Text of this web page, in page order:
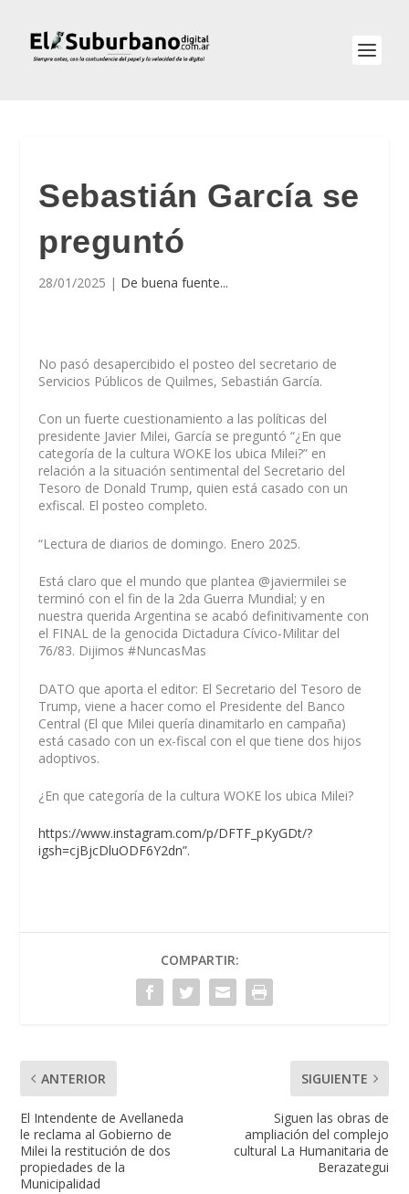
Sebastián García se
preguntó
28/01/2025 | De buena fuente...
No pasó desapercibido el posteo del secretario de
Servicios Públicos de Quilmes, Sebastián García.
Con un fuerte cuestionamiento a las políticas del
presidente Javier Milei, García se preguntó “¿En que
categoría de la cultura WOKE los ubica Milei?” en
relación a la situación sentimental del Secretario del
Tesoro de Donald Trump, quien está casado con un
exfiscal. El posteo completo.
“Lectura de diarios de domingo. Enero 2025.
Está claro que el mundo que plantea @javiermilei se
terminó con el fin de la 2da Guerra Mundial; y en
nuestra querida Argentina se acabó definitivamente con
el FINAL de la genocida Dictadura Cívico-Militar del
76/83. Dijimos #NuncasMas
DATO que aporta el editor: El Secretario del Tesoro de
Trump, viene a hacer como el Presidente del Banco
Central (El que Milei quería dinamitarlo en campaña)
está casado con un ex-fiscal con el que tiene dos hijos
adoptivos.
¿En que categoría de la cultura WOKE los ubica Milei?
https://www.instagram.com/p/DFTF_pKyGDt/?
igsh=cjBjcDluODF6Y2dn”.
COMPARTIR:
ANTERIOR
El Intendente de Avellaneda
le reclama al Gobierno de
Milei la restitución de dos
propiedades de la
Municipalidad
SIGUIENTE
Siguen las obras de
ampliación del complejo
cultural La Humanitaria de
Berazategui